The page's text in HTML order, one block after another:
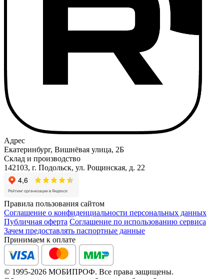
Адрес
Екатеринбург, Вишнёвая улица, 2Б
Склад и производство
142103, г. Подольск, ул. Рощинская, д. 22
Правила пользования сайтом
Соглашение о конфиденциальности персональных данных
Публичная оферта Соглашение по использованию сервиса
Зачем предоставлять паспортные данные
Принимаем к оплате
© 1995-2026 МОБИПРОФ. Все права защищены.